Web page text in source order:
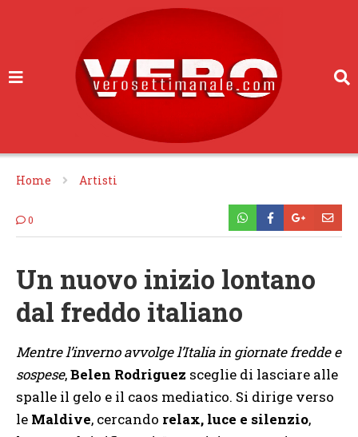
Home Artisti
0
Un nuovo inizio lontano
dal freddo italiano
Mentre l’inverno avvolge l’Italia in giornate fredde e
sospese,Belen Rodriguez sceglie di lasciare alle
spalle il gelo e il caos mediatico. Si dirige verso
le Maldive, cercando relax, luce e silenzio,